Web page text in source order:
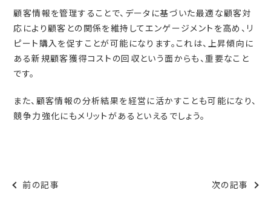
顧客情報を管理することで、データに基づいた最適な顧客対
応により顧客との関係を維持してエンゲージメントを高め、リ
ピート購入を促すことが可能になります。これは、上昇傾向に
ある新規顧客獲得コストの回収という面からも、重要なこと
です。
また、顧客情報の分析結果を経営に活かすことも可能になり、
競争力強化にもメリットがあるといえるでしょう。
前の記事 次の記事